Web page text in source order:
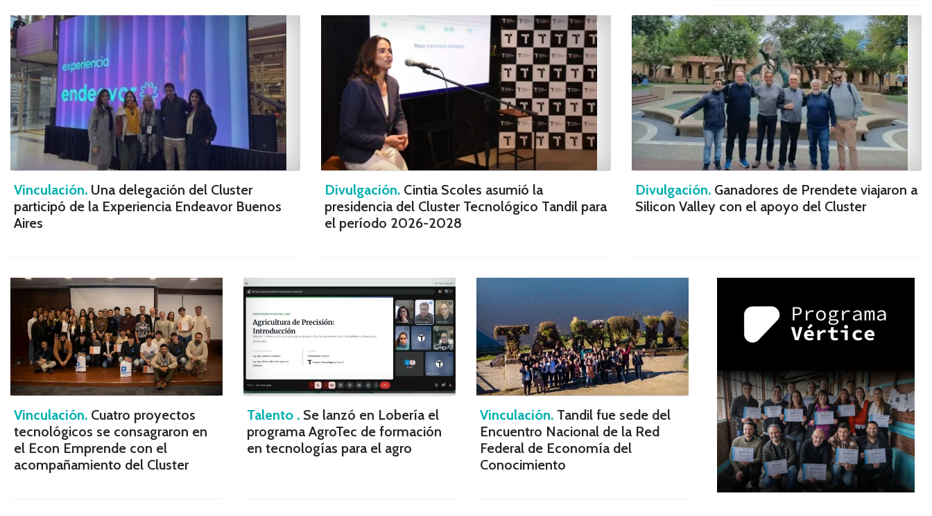
Vinculación.Una delegación del Cluster
participó de la Experiencia Endeavor Buenos
Aires
Divulgación.Cintia Scoles asumió la
presidencia del Cluster Tecnológico Tandil para
el período 2026-2028
Divulgación.Ganadores de Prendete viajaron a
Silicon Valley con el apoyo del Cluster
Vinculación.Cuatro proyectos
tecnológicos se consagraron en
el Econ Emprende con el
acompañamiento del Cluster
Talento .Se lanzó en Lobería el
programa AgroTec de formación
en tecnologías para el agro
Vinculación.Tandil fue sede del
Encuentro Nacional de la Red
Federal de Economía del
Conocimiento